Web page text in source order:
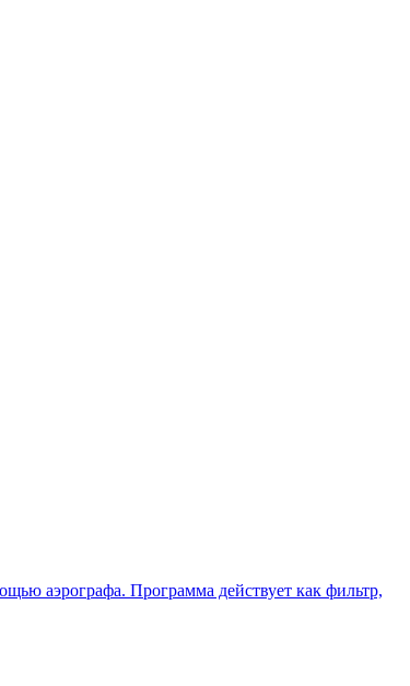
аэрографа. Программа действует как фильтр,